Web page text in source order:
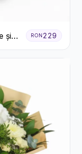
și
RON 229